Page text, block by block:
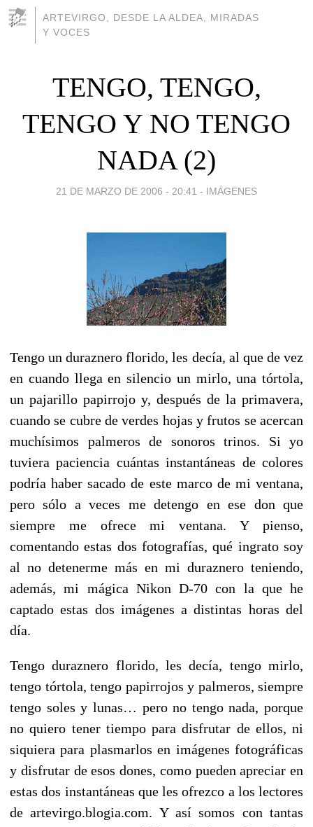
ARTEVIRGO, DESDE LA ALDEA, MIRADAS
Y VOCES
TENGO, TENGO,
TENGO Y NO TENGO
NADA (2)
21 DE MARZO DE 2006 - 20:41 - IMÁGENES
Tengo un duraznero florido, les decía, al que de vez
en cuando llega en silencio un mirlo, una tórtola,
un pajarillo papirrojo y, después de la primavera,
cuando se cubre de verdes hojas y frutos se acercan
muchísimos palmeros de sonoros trinos. Si yo
tuviera paciencia cuántas instantáneas de colores
podría haber sacado de este marco de mi ventana,
pero sólo a veces me detengo en ese don que
siempre me ofrece mi ventana. Y pienso,
comentando estas dos fotografías, qué ingrato soy
al no detenerme más en mi duraznero teniendo,
además, mi mágica Nikon D-70 con la que he
captado estas dos imágenes a distintas horas del
día.
Tengo duraznero florido, les decía, tengo mirlo,
tengo tórtola, tengo papirrojos y palmeros, siempre
tengo soles y lunas… pero no tengo nada, porque
no quiero tener tiempo para disfrutar de ellos, ni
siquiera para plasmarlos en imágenes fotográficas
y disfrutar de esos dones, como pueden apreciar en
estas dos instantáneas que les ofrezco a los lectores
de artevirgo.blogia.com. Y así somos con tantas